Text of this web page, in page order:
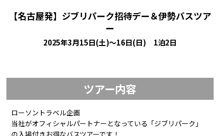
【名古屋発】ジブリパーク招待デー＆伊勢バスツア
ー
2025年3月15日(土)～16日(日) 1泊2日
ツアー内容
ローソントラベル企画
当社がオフィシャルパートナーとなっている「ジブリパーク」
の入場付きお得なバスツアーです！